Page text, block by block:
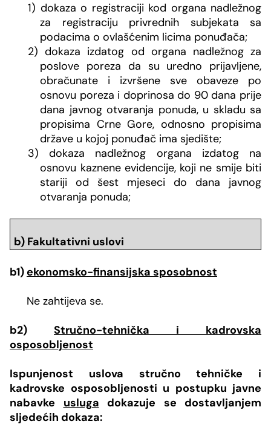
1) dokaza o registraciji kod organa nadležnog
za registraciju privrednih subjekata sa
podacima o ovlašćenim licima ponuđača;
2) dokaza izdatog od organa nadležnog za
poslove poreza da su uredno prijavljene,
obračunate i izvršene sve obaveze po
osnovu poreza i doprinosa do 90 dana prije
dana javnog otvaranja ponuda, u skladu sa
propisima Crne Gore, odnosno propisima
države u kojoj ponuđač ima sjedište;
3) dokaza nadležnog organa izdatog na
osnovu kaznene evidencije, koji ne smije biti
stariji od šest mjeseci do dana javnog
otvaranja ponuda;
b) Fakultativni uslovi
b1) ekonomsko-finansijska sposobnost
Ne zahtijeva se.
b2) Stručno-tehnička i kadrovska
osposobljenost
Ispunjenost uslova stručno tehničke i
kadrovske osposobljenosti u postupku javne
nabavke usluga dokazuje se dostavljanjem
sljedećih dokaza: